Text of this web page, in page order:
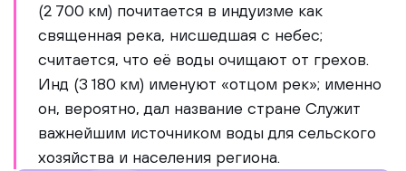
(2 700 км) почитается в индуизме как
священная река, нисшедшая с небес;
считается, что её воды очищают от грехов.
Инд (3 180 км) именуют «отцом рек»; именно
он, вероятно, дал название стране Служит
важнейшим источником воды для сельского
хозяйства и населения региона.